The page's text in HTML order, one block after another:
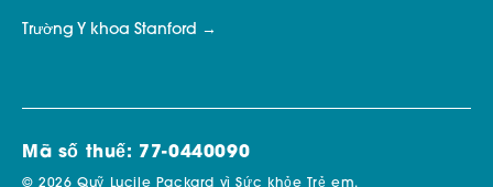
Trường Y khoa Stanford
Mã số thuế: 77-0440090
© 2026 Quỹ Lucile Packard vì Sức khỏe Trẻ em.